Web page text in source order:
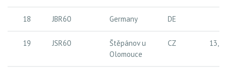
18 JBR60 Germany DE
19 JSR60
Štěpánov u
Olomouce
CZ